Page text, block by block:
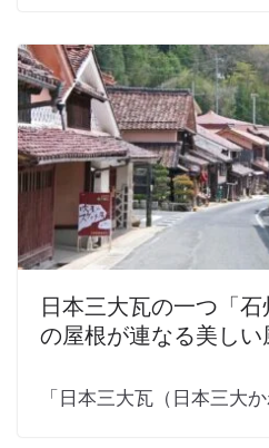
日本三大瓦の一つ「
の屋根が連なる美しい
「日本三大瓦（日本三大